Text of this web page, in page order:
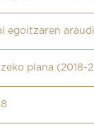
egoitzaren
plana (2018-